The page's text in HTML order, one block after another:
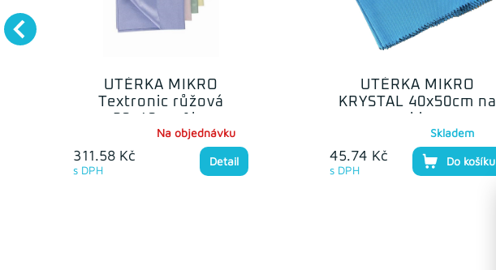
UTĚRKA MIKRO
Textronic růžová
311.58 Kč
s DPH
Na objednávku
Detail
UTĚRKA MIKRO
KRYSTAL 40x50cm na
45.74 Kč
s DPH
Skladem
Do košíku